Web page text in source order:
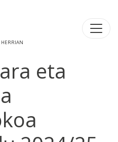
HERRIAN
eta